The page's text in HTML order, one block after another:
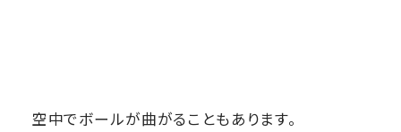
空中でボールが曲がることもあります。